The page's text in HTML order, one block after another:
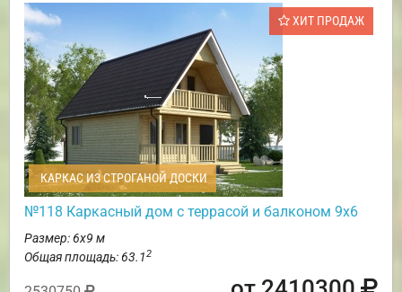
ХИТ ПРОДАЖ
КАРКАС ИЗ СТРОГАНОЙ ДОСКИ
№118 Каркасный дом с террасой и балконом 9х6
Размер: 6х9 м
Общая площадь: 63.12